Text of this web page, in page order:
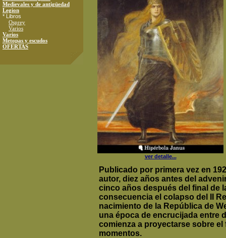
Medievales y de antigüedad
Legion
* Libros
Osprey
Varios
Varios
Metopas y escudos
OFERTAS
ver detalle...
Publicado por primera vez en
autor, diez años antes del
cinco años después del final de
consecuencia el colapso del II
nacimiento de la República de
una época de encrucijada entre
comienza a proyectarse sobre
momentos.